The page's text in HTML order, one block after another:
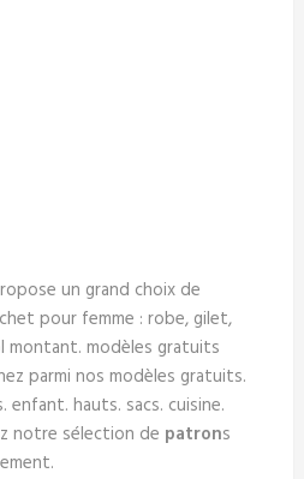
un grand choix de
pour femme : robe, gilet,
montant. modèles gratuits
parmi nos modèles gratuits.
hauts. sacs. cuisine.
notre sélection de patrons